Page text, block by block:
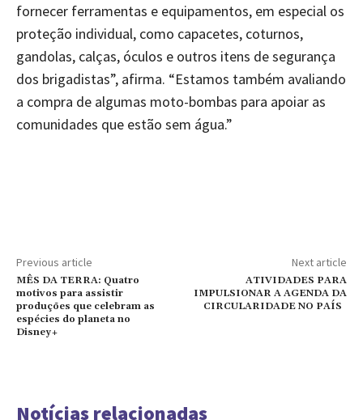
fornecer ferramentas e equipamentos, em especial os
proteção individual, como capacetes, coturnos,
gandolas, calças, óculos e outros itens de segurança
dos brigadistas”, afirma. “Estamos também avaliando
a compra de algumas moto-bombas para apoiar as
comunidades que estão sem água.”
Previous article
MÊS DA TERRA: Quatro
motivos para assistir
produções que celebram as
espécies do planeta no
Disney+
Next article
ATIVIDADES PARA
IMPULSIONAR A AGENDA DA
CIRCULARIDADE NO PAÍS
Notícias relacionadas